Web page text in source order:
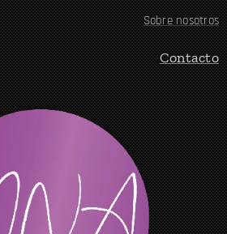
Sobre nosotros
Contacto